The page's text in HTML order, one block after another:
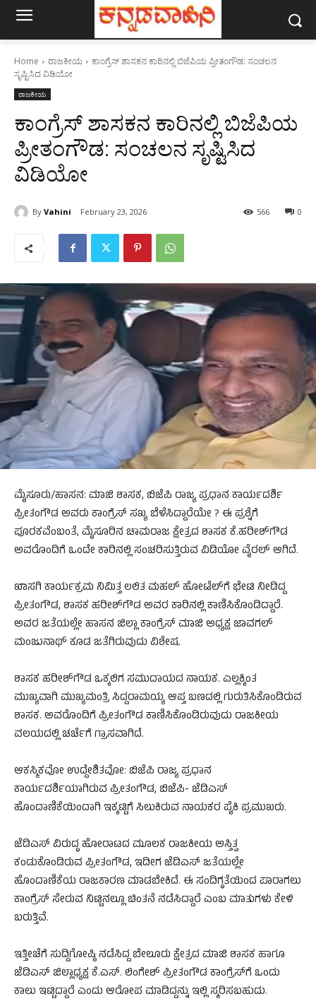
Home ರಾಜಕೀಯ
ಕಾಂಗ್ರೆಸ್ ಶಾಸಕನ ಕಾರಿನಲ್ಲಿ ಬಿಜೆಪಿಯ ಪ್ರೀತಂಗೌಡ: ಸಂಚಲನ
ಸೃಷ್ಟಿಸಿದ ವಿಡಿಯೋ
ರಾಜಕೀಯ
ಕಾಂಗ್ರೆಸ್ ಶಾಸಕನ ಕಾರಿನಲ್ಲಿ ಬಿಜೆಪಿಯ
ಪ್ರೀತಂಗೌಡ: ಸಂಚಲನ ಸೃಷ್ಟಿಸಿದ
ವಿಡಿಯೋ
By Vahini February 23, 2026 0
566
ಮೈಸೂರು/ಹಾಸನ: ಮಾಜಿ ಶಾಸಕ, ಬಿಜೆಪಿ ರಾಜ್ಯ ಪ್ರಧಾನ ಕಾರ್ಯದರ್ಶಿ
ಪ್ರೀತಂಗೌಡ ಅವರು ಕಾಂಗ್ರೆಸ್ ಸಖ್ಯ ಬೆಳೆಸಿದ್ದಾರೆಯೇ ? ಈ ಪ್ರಶ್ನೆಗೆ
ಪೂರಕವೆಂಬಂತೆ, ಮೈಸೂರಿನ ಚಾಮರಾಜ ಕ್ಷೇತ್ರದ ಶಾಸಕ ಕೆ.ಹರೀಶ್‌ಗೌಡ
ಅವರೊಂದಿಗೆ ಒಂದೇ ಕಾರಿನಲ್ಲಿ ಸಂಚರಿಸುತ್ತಿರುವ ವಿಡಿಯೋ ವೈರಲ್ ಆಗಿದೆ.
ಖಾಸಗಿ ಕಾರ್ಯಕ್ರಮ ನಿಮಿತ್ತ ಲಲಿತ ಮಹಲ್ ಹೋಟೆಲ್‌ಗೆ ಭೇಟಿ ನೀಡಿದ್ದ
ಪ್ರೀತಂಗೌಡ, ಶಾಸಕ ಹರೀಶ್‌ಗೌಡ ಅವರ ಕಾರಿನಲ್ಲಿ ಕಾಣಿಸಿಕೊಂಡಿದ್ದಾರೆ.
ಅವರ ಜತೆಯಲ್ಲೇ ಹಾಸನ ಜಿಲ್ಲಾ ಕಾಂಗ್ರೆಸ್ ಮಾಜಿ ಅಧ್ಯಕ್ಷ ಜಾವಗಲ್
ಮಂಜುನಾಥ್ ಕೂಡ ಜತೆಗಿರುವುದು ವಿಶೇಷ.
ಶಾಸಕ ಹರೀಶ್‌ಗೌಡ ಒಕ್ಕಲಿಗ ಸಮುದಾಯದ ನಾಯಕ. ಎಲ್ಲಕ್ಕಿಂತ
ಮುಖ್ಯವಾಗಿ ಮುಖ್ಯಮಂತ್ರಿ ಸಿದ್ದರಾಮಯ್ಯ ಆಪ್ತ ಬಣದಲ್ಲಿ ಗುರುತಿಸಿಕೊಂಡಿರುವ
ಶಾಸಕ. ಅವರೊಂದಿಗೆ ಪ್ರೀತಂಗೌಡ ಕಾಣಿಸಿಕೊಂಡಿರುವುದು ರಾಜಕೀಯ
ವಲಯದಲ್ಲಿ ಚರ್ಚೆಗೆ ಗ್ರಾಸವಾಗಿದೆ.
ಆಕಸ್ಮಿಕವೋ ಉದ್ದೇಶಿತವೋ: ಬಿಜೆಪಿ ರಾಜ್ಯ ಪ್ರಧಾನ
ಕಾರ್ಯದರ್ಶಿಯಾಗಿರುವ ಪ್ರೀತಂಗೌಡ, ಬಿಜೆಪಿ- ಜೆಡಿಎಸ್
ಹೊಂದಾಣಿಕೆಯಿಂದಾಗಿ ಇಕ್ಕಟ್ಟಿಗೆ ಸಿಲುಕಿರುವ ನಾಯಕರ ಪೈಕಿ ಪ್ರಮುಖರು.
ಜೆಡಿಎಸ್ ವಿರುದ್ಧ ಹೋರಾಟದ ಮೂಲಕ ರಾಜಕೀಯ ಅಸ್ತಿತ್ವ
ಕಂಡುಕೊಂಡಿರುವ ಪ್ರೀತಂಗೌಡ, ಇದೀಗ ಜೆಡಿಎಸ್ ಜತೆಯಲ್ಲೇ
ಹೊಂದಾಣಿಕೆಯ ರಾಜಕಾರಣ ಮಾಡಬೇಕಿದೆ. ಈ ಸಂದಿಗ್ಧತೆಯಿಂದ ಪಾರಾಗಲು
ಕಾಂಗ್ರೆಸ್ ಸೇರುವ ನಿಟ್ಟಿನಲ್ಲೂ ಚಿಂತನೆ ನಡೆಸಿದ್ದಾರೆ ಎಂಬ ಮಾತುಗಳು ಕೇಳಿ
ಬರುತ್ತಿವೆ.
ಇತ್ತೀಚೆಗೆ ಸುದ್ದಿಗೋಷ್ಠಿ ನಡೆಸಿದ್ದ ಬೇಲೂರು ಕ್ಷೇತ್ರದ ಮಾಜಿ ಶಾಸಕ ಹಾಗೂ
ಜೆಡಿಎಸ್ ಜಿಲ್ಲಾಧ್ಯಕ್ಷ ಕೆ.ಎಸ್. ಲಿಂಗೇಶ್ ಪ್ರೀತಂಗೌಡ ಕಾಂಗ್ರೆಸ್‌ಗೆ ಒಂದು
ಕಾಲು ಇಟ್ಟಿದ್ದಾರೆ ಎಂದು ಆರೋಪ ಮಾಡಿದ್ದನ್ನು ಇಲ್ಲಿ ಸ್ಮರಿಸಬಹುದು.